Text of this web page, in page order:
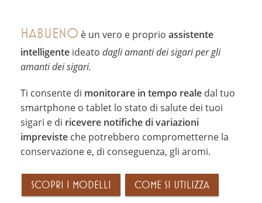
HABUENO è un vero e proprio assistente
intelligente ideato dagli amanti dei sigariper gli
amanti dei sigari.
Ti consente di monitorare in tempo reale dal tuo
smartphone o tablet lo stato di salute dei tuoi
sigari e di ricevere notifiche di variazioni
impreviste che potrebbero comprometterne la
conservazione e, di conseguenza, gli aromi.
SCOPRI I MODELLI COME SI UTILIZZA